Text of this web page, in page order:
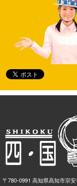
〒780-0991 高知県高知市宗安